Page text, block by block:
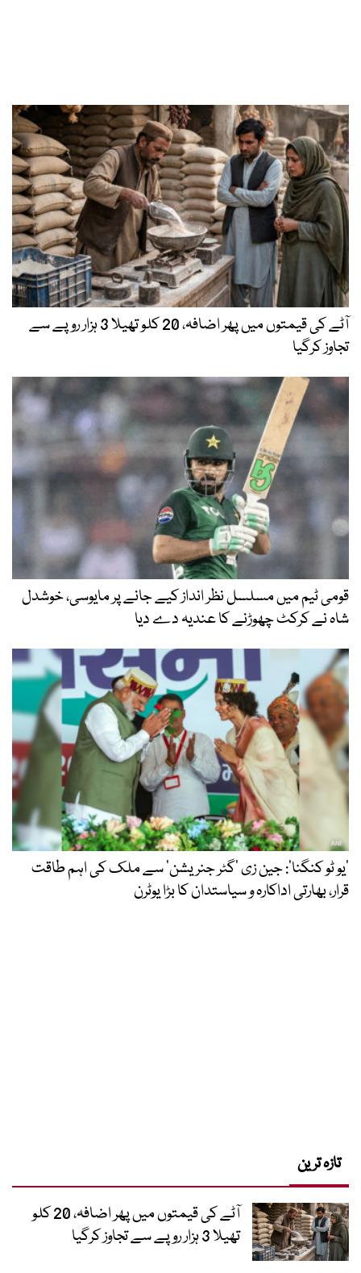
آٹے کی قیمتوں میں پھر اضافہ، 20 کلو تھیلا 3 ہزار روپے سے
تجاوز کرگیا
قومی ٹیم میں مسلسل نظر انداز کیے جانے پر مایوسی، خوشدل
شاہ نے کرکٹ چھوڑنے کا عندیہ دے دیا
’یو ٹو کنگنا‘: جین زی ’گٹر جنریشن‘ سے ملک کی اہم طاقت
قرار، بھارتی اداکارہ و سیاستدان کا بڑا یوٹرن
تازہ ترین
آٹے کی قیمتوں میں پھر اضافہ، 20 کلو
تھیلا 3 ہزار روپے سے تجاوز کرگیا